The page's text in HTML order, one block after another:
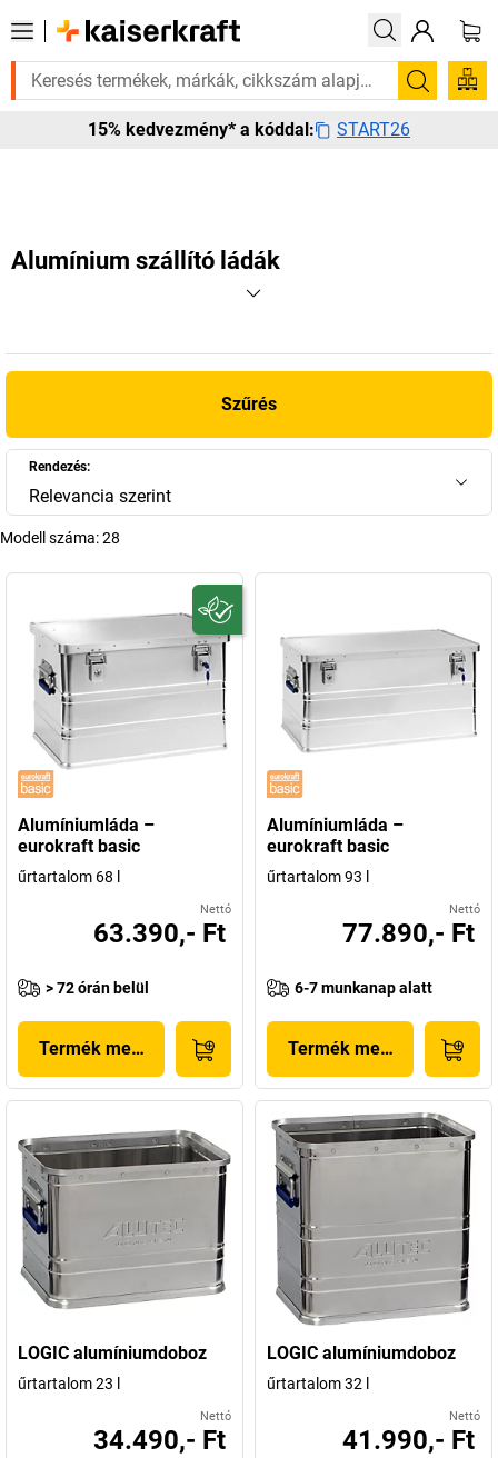
rá? Válogatott bestseller termékeinket 3–4 munkanapon belül
Keresés
15% kedvezmény* a kóddal: START26
Alumínium szállító ládák
Szűrés
Rendezés:
Relevancia szerint
Modell száma:28
Alumíniumláda –
eurokraft basic
űrtartalom 68 l
Nettó
63.390,- Ft
> 72 órán belül
Termék megjelenítése
Alumíniumláda –
eurokraft basic
űrtartalom 93 l
Nettó
77.890,- Ft
6-7 munkanap alatt
Termék megjelenítése
LOGIC alumíniumdoboz
űrtartalom 23 l
Nettó
34.490,- Ft
LOGIC alumíniumdoboz
űrtartalom 32 l
Nettó
41.990,- Ft